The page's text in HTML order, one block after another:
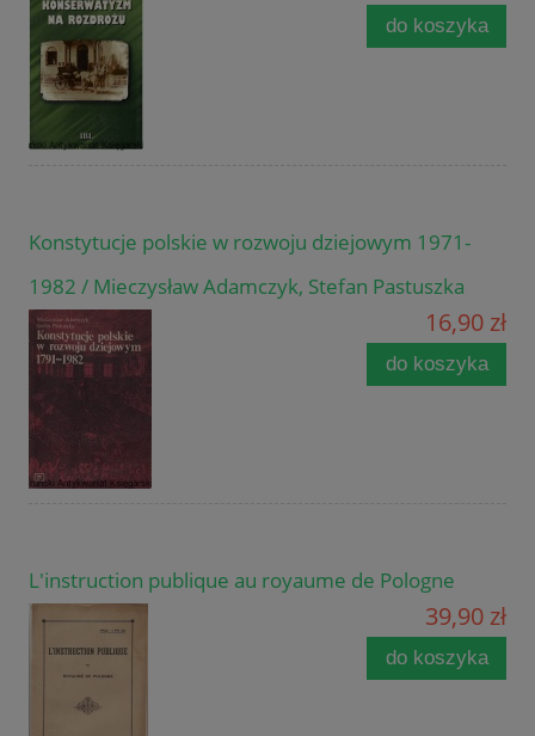
do koszyka
Konstytucje polskie w rozwoju dziejowym 1971-
1982 / Mieczysław Adamczyk, Stefan Pastuszka
16,90 zł
do koszyka
L'instruction publique au royaume de Pologne
39,90 zł
do koszyka